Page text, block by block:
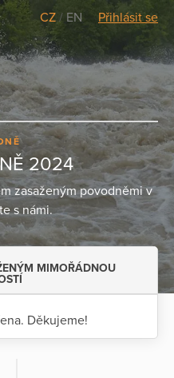
CZ / EN Přihlásit se
2024
zasaženým povodněmi v
s námi.
MIMOŘÁDNOU
Děkujeme!